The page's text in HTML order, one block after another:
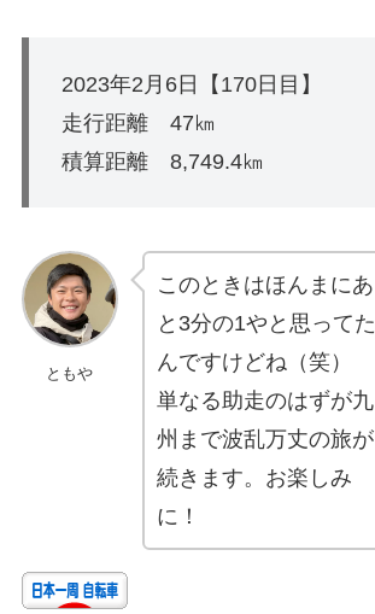
2023年2月6日【170日目】
走行距離 47㎞
積算距離 8,749.4㎞
ともや
このときはほんまにあ
と3分の1やと思ってた
んですけどね（笑）
単なる助走のはずが九
州まで波乱万丈の旅が
続きます。お楽しみ
に！